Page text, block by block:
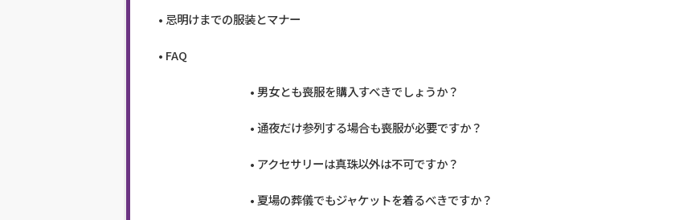
忌明けまでの服装とマナー
FAQ
男女とも喪服を購入すべきでしょうか？
通夜だけ参列する場合も喪服が必要ですか？
アクセサリーは真珠以外は不可ですか？
夏場の葬儀でもジャケットを着るべきですか？